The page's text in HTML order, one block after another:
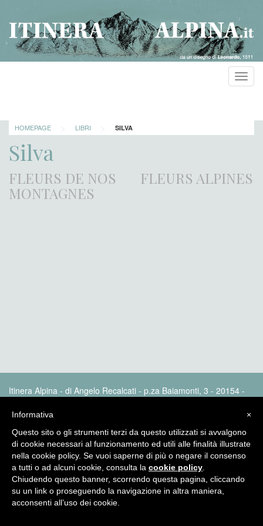
HOMEPAGE LIBRI SILVA
Silva
FLEURS DE NOS
MONTAGNES
FLEURS ALPINES
Itinera Alpina - di Angelo Recalcati - p.za Baiamonti, 3 - 20154 -
policy
×
Informativa
Questo sito o gli strumenti terzi da questo utilizzati si avvalgono
di cookie necessari al funzionamento ed utili alle finalità illustrate
nella cookie policy. Se vuoi saperne di più o negare il consenso
a tutti o ad alcuni cookie, consulta la cookie policy
Chiudendo questo banner, scorrendo questa pagina, cliccando
su un link o proseguendo la navigazione in altra maniera,
acconsenti all’uso dei cookie.